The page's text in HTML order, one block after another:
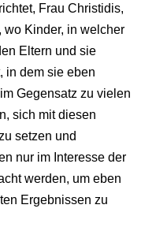
Frau Christidis,
Kinder, in welcher
Eltern und sie
in dem sie eben
Gegensatz zu vielen
sich mit diesen
setzen und
nur im Interesse der
werden, um eben
Ergebnissen zu